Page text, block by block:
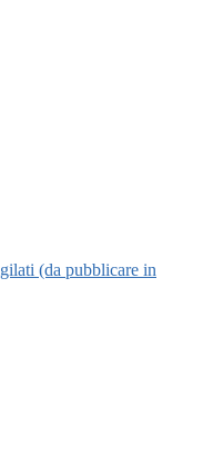
(da pubblicare in